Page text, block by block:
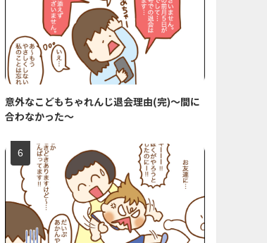
意外なこどもちゃれんじ退会理由(完)〜間に
合わなかった〜